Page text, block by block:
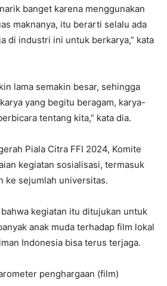
banget karena menggunakan
maknanya, itu berarti selalu ada
di industri ini untuk berkarya,” kata
lama semakin besar, sehingga
yang begitu beragam, karya-
tentang kita,” kata dia.
Piala Citra FFI 2024, Komite
kegiatan sosialisasi, termasuk
ke sejumlah universitas.
kegiatan itu ditujukan untuk
anak muda terhadap film lokal
Indonesia bisa terus terjaga.
penghargaan (film)